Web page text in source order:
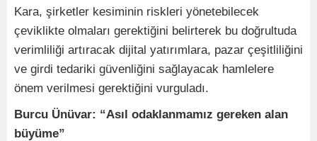
Kara, şirketler kesiminin riskleri yönetebilecek
çeviklikte olmaları gerektiğini belirterek bu doğrultuda
verimliliği artıracak dijital yatırımlara, pazar çeşitliliğini
ve girdi tedariki güvenliğini sağlayacak hamlelere
önem verilmesi gerektiğini vurguladı.
Burcu Ünüvar: “Asıl odaklanmamız gereken alan
büyüme”